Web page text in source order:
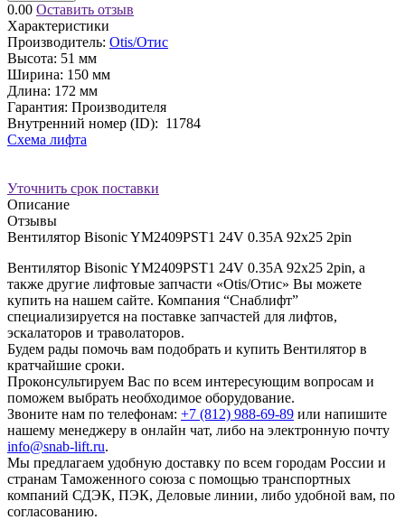
0.00 Оставить отзыв
Характеристики
Производитель: Otis/Отис
Высота: 51 мм
Ширина: 150 мм
Длина: 172 мм
Гарантия: Производителя
Внутренний номер (ID): 11784
Схема лифта
Уточнить срок поставки
Описание
Отзывы
Вентилятор Bisonic YM2409PST1 24V 0.35A 92x25 2pin
Вентилятор Bisonic YM2409PST1 24V 0.35A 92x25 2pin, а
также другие лифтовые запчасти «Otis/Отис» Вы можете
купить на нашем сайте. Компания “Снаблифт”
специализируется на поставке запчастей для лифтов,
эскалаторов и траволаторов.
Будем рады помочь вам подобрать и купить Вентилятор в
кратчайшие сроки.
Проконсультируем Вас по всем интересующим вопросам и
поможем выбрать необходимое оборудование.
Звоните нам по телефонам: +7 (812) 988-69-89 или напишите
нашему менеджеру в онлайн чат, либо на электронную почту
info@snab-lift.ru.
Мы предлагаем удобную доставку по всем городам России и
странам Таможенного союза с помощью транспортных
компаний СДЭК, ПЭК, Деловые линии, либо удобной вам, по
согласованию.